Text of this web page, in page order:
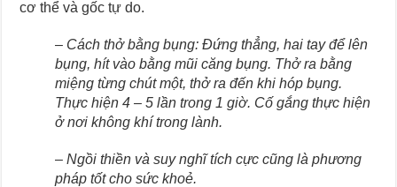
cơ thể và gốc tự do.
– Cách thở bằng bụng: Đứng thẳng, hai tay để lên
bụng, hít vào bằng mũi căng bụng. Thở ra bằng
miệng từng chút một, thở ra đến khi hóp bụng.
Thực hiện 4 – 5 lần trong 1 giờ. Cố gắng thực hiện
ở nơi không khí trong lành.
–Ngồi thiền và suy nghĩ tích cực cũng là phương
pháp tốt cho sức khoẻ.